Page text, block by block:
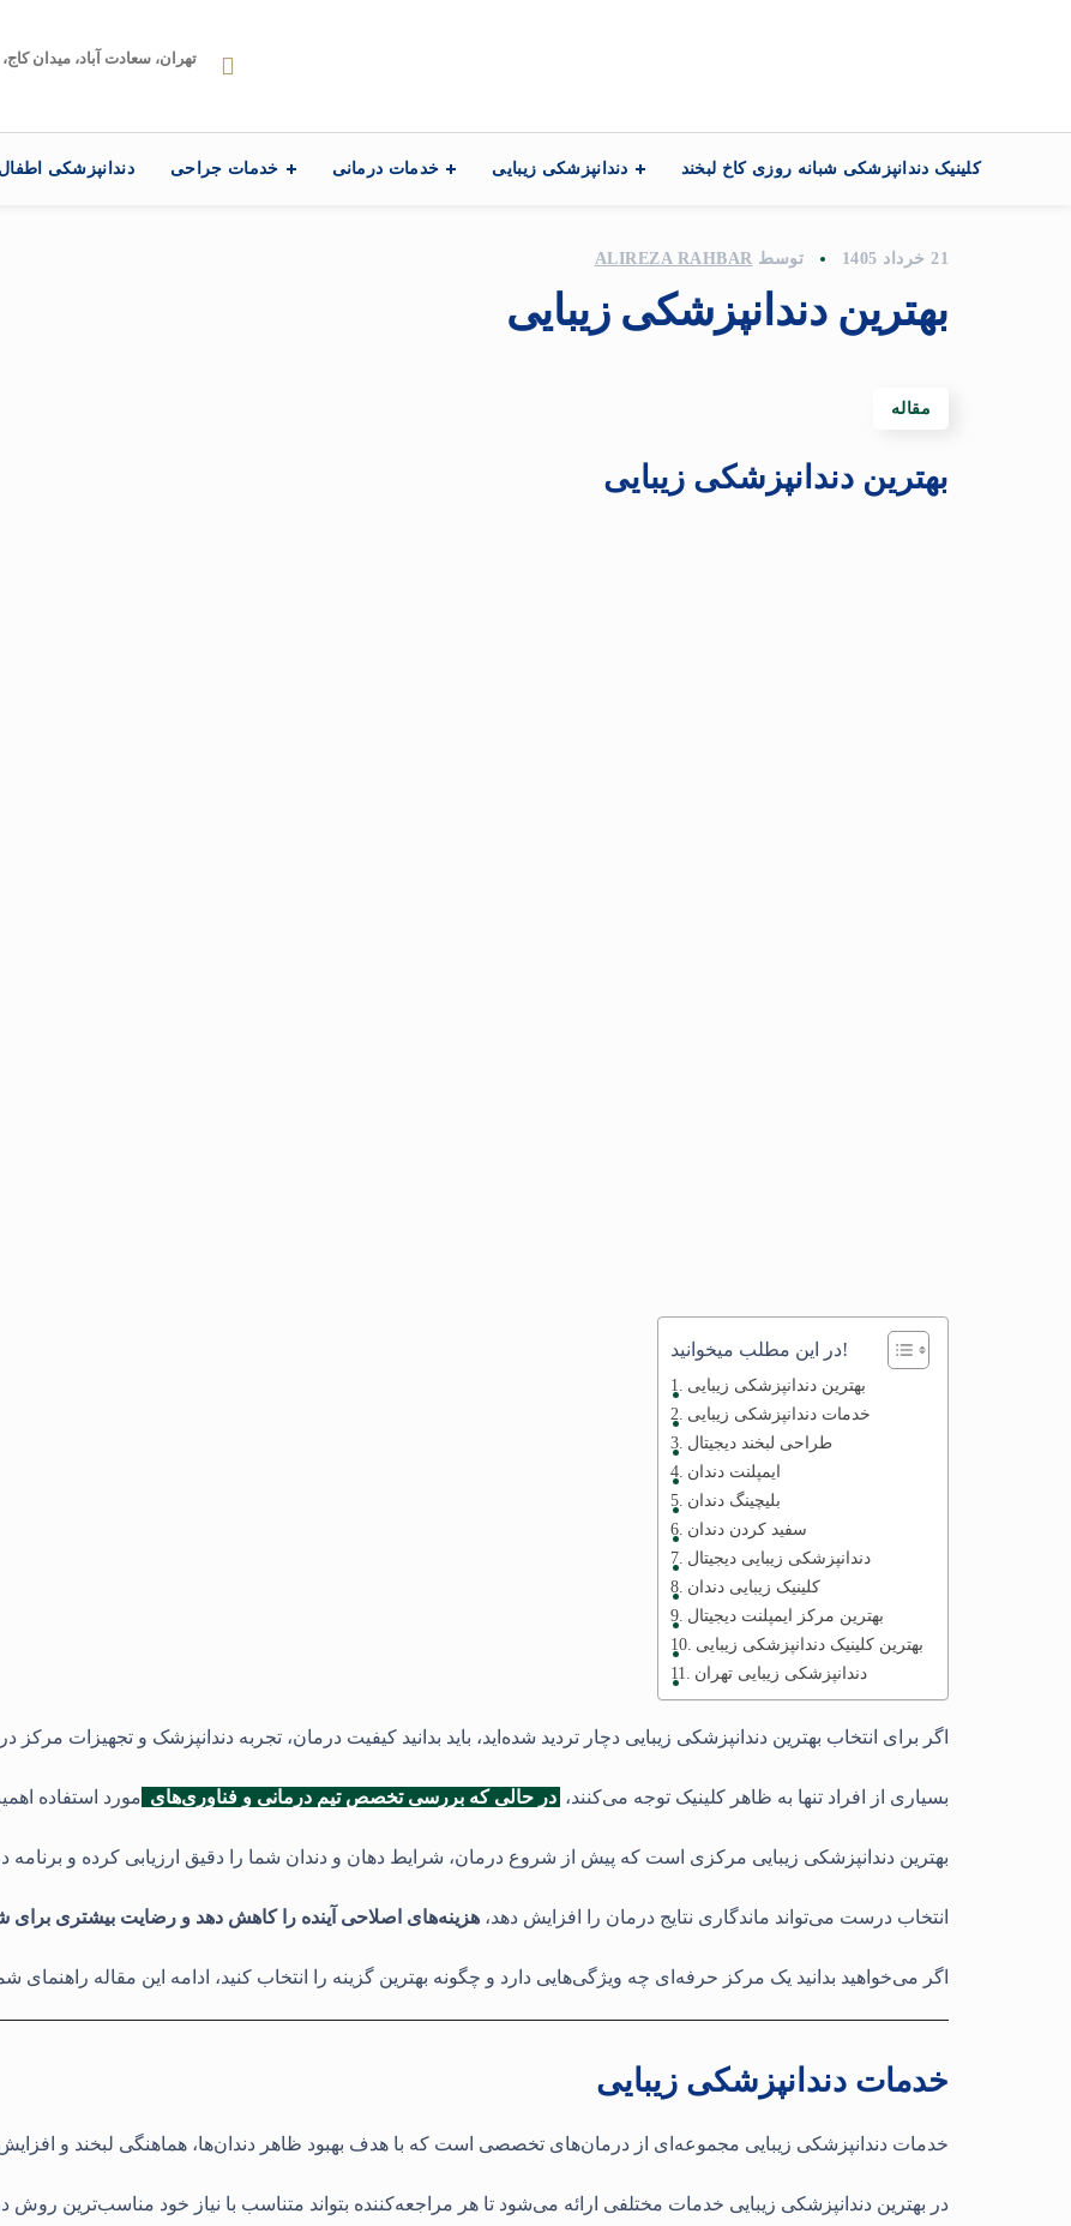
تهران، سعادت آباد، میدان کاج،
کلینیک دندانپزشکی شبانه روزی کاخ لبخند دندانپزشکی زیبایی خدمات درمانی خدمات جراحی دندانپزشکی اطفال
21 خرداد 1405 توسط ALIREZA RAHBAR
بهترین دندانپزشکی زیبایی
مقاله
بهترین دندانپزشکی زیبایی
در این مطلب میخوانید!
بهترین دندانپزشکی زیبایی
خدمات دندانپزشکی زیبایی
طراحی لبخند دیجیتال
ایمپلنت دندان
بلیچینگ دندان
سفید کردن دندان
دندانپزشکی زیبایی دیجیتال
کلینیک زیبایی دندان
بهترین مرکز ایمپلنت دیجیتال
بهترین کلینیک دندانپزشکی زیبایی
دندانپزشکی زیبایی تهران
اگر برای انتخاب بهترین دندانپزشکی زیبایی دچار تردید شده‌اید، باید بدانید کیفیت درمان، تجربه دندانپزشک و تجهیزات مرکز
بسیاری از افراد تنها به ظاهر کلینیک توجه می‌کنند، در حالی که بررسی تخصص تیم درمانی و فناوری‌های مورد استفاده
بهترین دندانپزشکی زیبایی مرکزی است که پیش از شروع درمان، شرایط دهان و دندان شما را دقیق ارزیابی کرده و برنامه
انتخاب درست می‌تواند ماندگاری نتایج درمان را افزایش دهد، هزینه‌های اصلاحی آینده را کاهش دهد و رضایت بیشتری برای
اگر می‌خواهید بدانید یک مرکز حرفه‌ای چه ویژگی‌هایی دارد و چگونه بهترین گزینه را انتخاب کنید، ادامه این مقاله راهنمای
خدمات دندانپزشکی زیبایی
خدمات دندانپزشکی زیبایی مجموعه‌ای از درمان‌های تخصصی است که با هدف بهبود ظاهر دندان‌ها، هماهنگی لبخند و
در بهترین دندانپزشکی زیبایی خدمات مختلفی ارائه می‌شود تا هر مراجعه‌کننده بتواند متناسب با نیاز خود مناسب‌ترین روش